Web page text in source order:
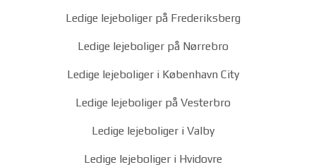
Ledige lejeboliger på Frederiksberg
Ledige lejeboliger på Nørrebro
Ledige lejeboliger i København City
Ledige lejeboliger på Vesterbro
Ledige lejeboliger i Valby
Ledige lejeboliger i Hvidovre